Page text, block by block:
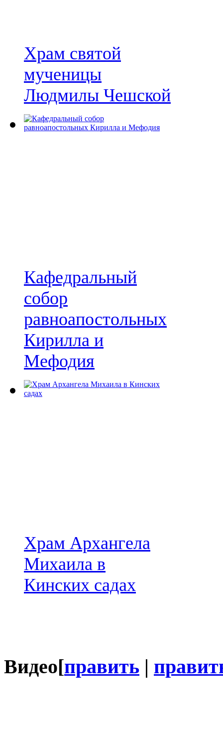
Храм святой
мученицы
Людмилы Чешской
Кафедральный
собор
равноапостольных
Кирилла и
Мефодия
Храм Архангела
Михаила в
Кинских садах
Видео[править |